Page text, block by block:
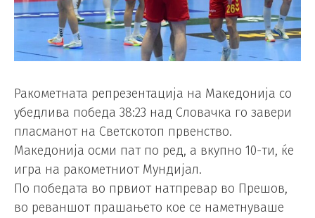
Ракометната репрезентација на Македонија со
убедлива победа 38:23 над Словачка го завери
пласманот на Светскотоп првенство.
Македонија осми пат по ред, а вкупно 10-ти, ќе
игра на ракометниот Мундијал.
По победата во првиот натпревар во Прешов,
во реваншот прашањето кое се наметнуваше